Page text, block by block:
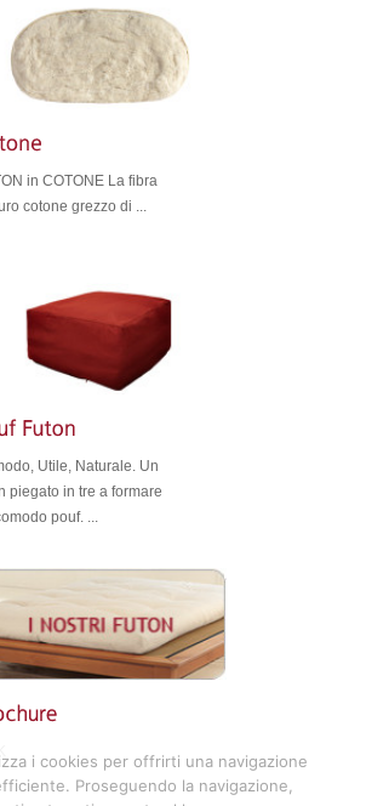
in COTONE La fibra
cotone grezzo di ...
Utile, Naturale. Un
piegato in tre a formare
pouf. ...
i cookies per offrirti una navigazione
Proseguendo la navigazione,